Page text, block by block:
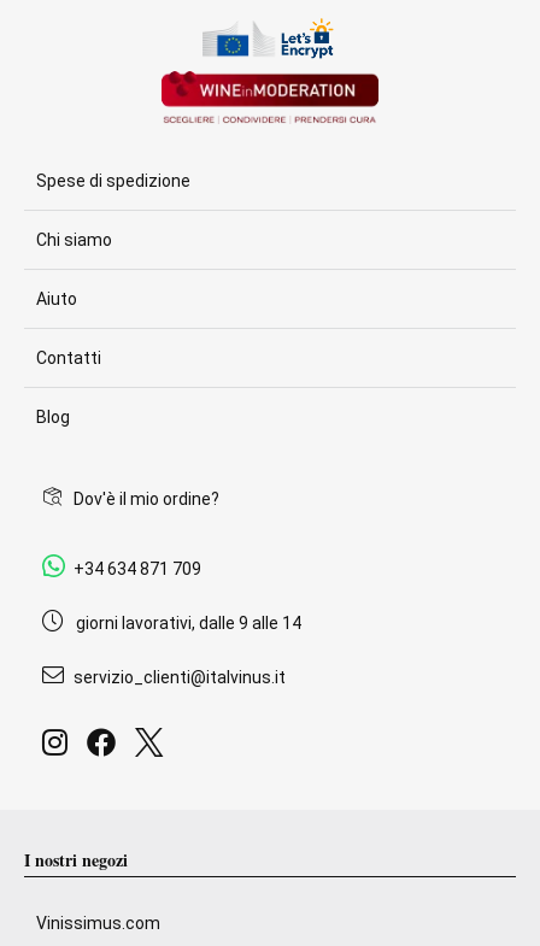
Spese di spedizione
Chi siamo
Aiuto
Contatti
Blog
Dov'è il mio ordine?
+34 634 871 709
giorni lavorativi, dalle 9 alle 14
servizio_clienti@italvinus.it
I nostri negozi
Vinissimus.com